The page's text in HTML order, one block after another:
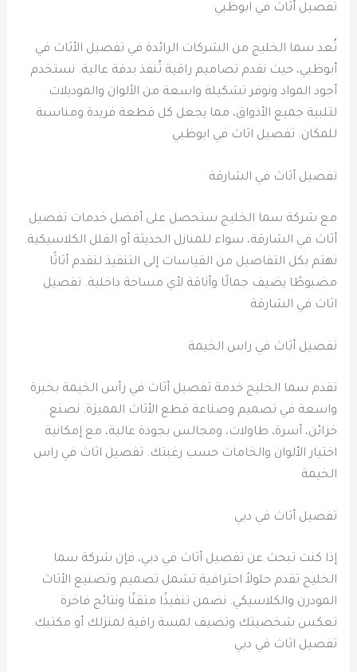
تفصيل أثاث في ابوظبي
تُعد سما الخليج من الشركات الرائدة في تفصيل الأثاث في
أبوظبي، حيث نقدم تصاميم راقية تُنفذ بدقة عالية. نستخدم
أجود المواد ونوفر تشكيلة واسعة من الألوان والموديلات
لتلبية جميع الأذواق، مما يجعل كل قطعة فريدة ومناسبة
للمكان. تفصيل اثاث في ابوظبي
تفصيل أثاث في الشارقة
مع شركة سما الخليج ستحصل على أفضل خدمات تفصيل
أثاث في الشارقة، سواء للمنازل الحديثة أو الفلل الكلاسيكية.
نهتم بكل التفاصيل من القياسات إلى التنفيذ لنقدم أثاثًا
مضبوطًا يضيف جمالًا وأناقة لأي مساحة داخلية. تفصيل
اثاث في الشارقة
تفصيل أثاث في راس الخيمة
تقدم سما الخليج خدمة تفصيل أثاث في رأس الخيمة بخبرة
واسعة في تصميم وصناعة قطع الأثاث المميزة. نصنع
خزائن، أسرة، طاولات، ومجالس بجودة عالية، مع إمكانية
اختيار الألوان والخامات حسب رغبتك. تفصيل اثاث في راس
الخيمة
تفصيل أثاث في دبي
إذا كنت تبحث عن تفصيل أثاث في دبي، فإن شركة سما
الخليج تقدم حلولاً احترافية تشمل تصميم وتصنيع الأثاث
المودرن والكلاسيكي. نضمن تنفيذًا متقنًا ونتائج فاخرة
تعكس شخصيتك وتضيف لمسة راقية لمنزلك أو مكتبك.
تفصيل اثاث في دبي